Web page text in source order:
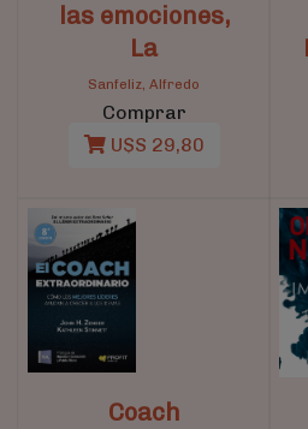
las emociones,
La
Sanfeliz, Alfredo
Comprar
U$S 29,80
Coach